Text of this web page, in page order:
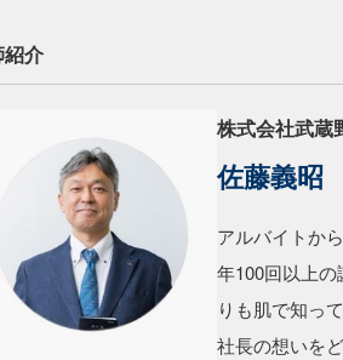
介
株式会社武蔵
佐藤義昭
アルバイトか
年100回以上
りも肌で知っ
社長の想いを